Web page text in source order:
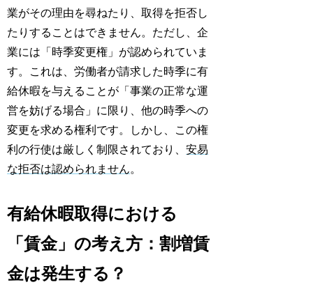
業がその理由を尋ねたり、取得を拒否し
たりすることはできません。ただし、企
業には「時季変更権」が認められていま
す。これは、労働者が請求した時季に有
給休暇を与えることが「事業の正常な運
営を妨げる場合」に限り、他の時季への
変更を求める権利です。しかし、この権
利の行使は厳しく制限されており、安易
な拒否は認められません。
有給休暇取得における
「賃金」の考え方：割増賃
金は発生する？